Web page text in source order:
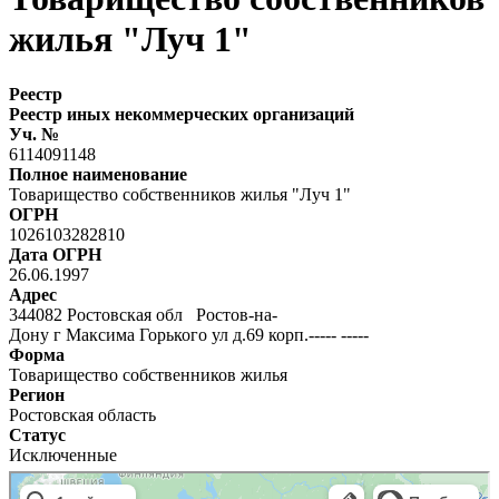
жилья "Луч 1"
Реестр
Реестр иных некоммерческих организаций
Уч. №
6114091148
Полное наименование
Товарищество собственников жилья "Луч 1"
ОГРН
1026103282810
Дата ОГРН
26.06.1997
Адрес
344082 Ростовская обл Ростов-на-
Дону г Максима Горького ул д.69 корп.----- -----
Форма
Товарищество собственников жилья
Регион
Ростовская область
Статус
Исключенные